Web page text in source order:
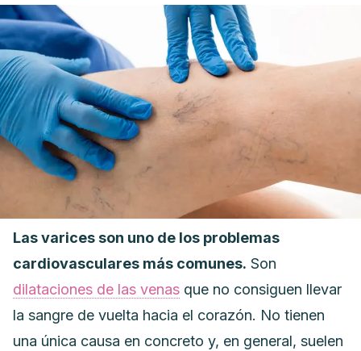
Las varices son uno de los problemas
cardiovasculares más comunes. Son
dilataciones de las venas que no consiguen llevar
la sangre de vuelta hacia el corazón. No tienen
una única causa en concreto y, en general, suelen